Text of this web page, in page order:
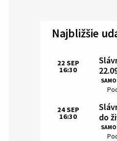
Najbližšie
Čas:
22 SEP
16:30
do
Čas:
24SEP
16:30